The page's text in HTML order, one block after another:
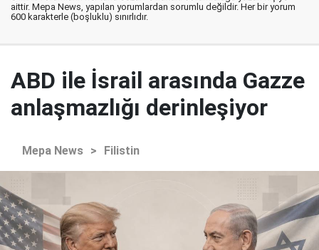
aittir. Mepa News, yapılan yorumlardan sorumlu değildir. Her bir yorum
600 karakterle (boşluklu) sınırlıdır.
ABD ile İsrail arasında Gazze
anlaşmazlığı derinleşiyor
Mepa News > Filistin